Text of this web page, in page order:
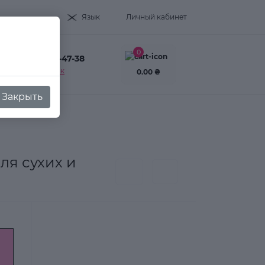
Язык Личный кабинет
+38(093) 995-47-38
Заказать звонок
0
0.00 ₴
Закрыть
сухих и